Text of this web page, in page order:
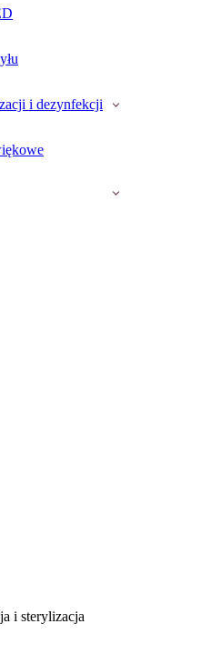
i dezynfekcji
i sterylizacja